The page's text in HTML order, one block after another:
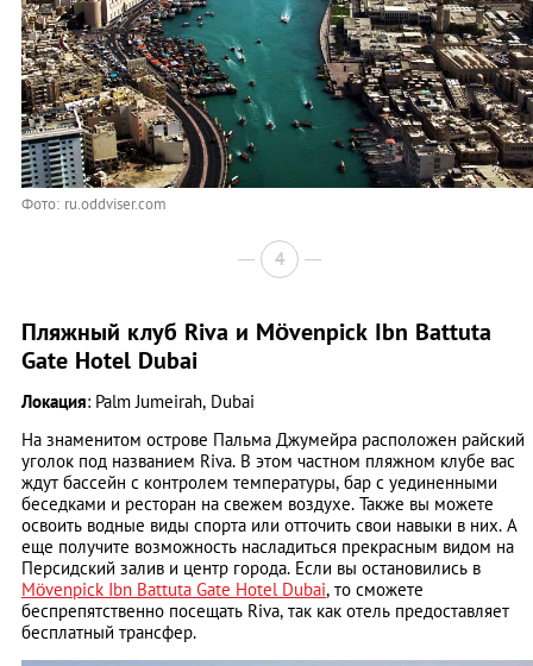
Фото: ru.oddviser.com
4
Пляжный клуб Riva и Mövenpick Ibn Battuta
Gate Hotel Dubai
Локация: Palm Jumeirah, Dubai
На знаменитом острове Пальма Джумейра расположен райский
уголок под названием Riva. В этом частном пляжном клубе вас
ждут бассейн с контролем температуры, бар с уединенными
беседками и ресторан на свежем воздухе. Также вы можете
освоить водные виды спорта или отточить свои навыки в них. А
еще получите возможность насладиться прекрасным видом на
Персидский залив и центр города. Если вы остановились в
Mövenpick Ibn Battuta Gate Hotel Dubai, то сможете
беспрепятственно посещать Riva, так как отель предоставляет
бесплатный трансфер.